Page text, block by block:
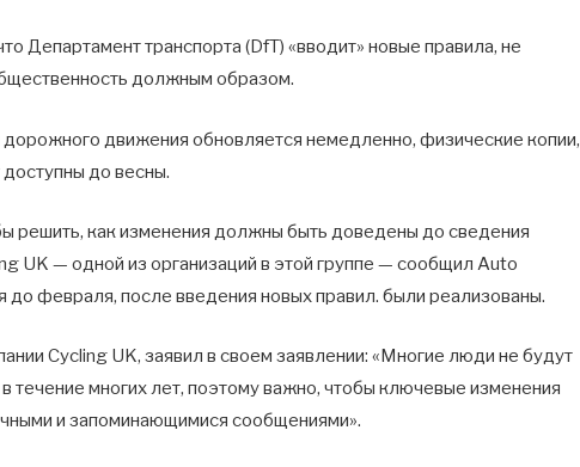
Департамент транспорта (DfT) «вводит» новые правила, не
должным образом.
движения обновляется немедленно, физические копии,
до весны.
решить, как изменения должны быть доведены до сведения
UK — одной из организаций в этой группе — сообщил Auto
до февраля, после введения новых правил. были реализованы.
Cycling UK, заявил в своем заявлении: «Многие люди не будут
течение многих лет, поэтому важно, чтобы ключевые изменения
и запоминающимися сообщениями».